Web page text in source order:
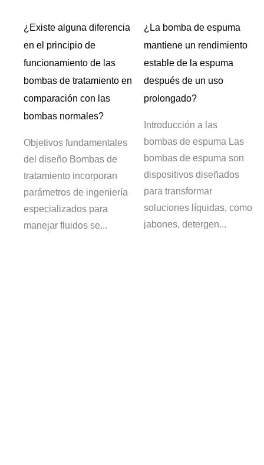
¿Existe alguna diferencia
en el principio de
funcionamiento de las
bombas de tratamiento en
comparación con las
bombas normales?
Objetivos fundamentales
del diseño Bombas de
tratamiento incorporan
parámetros de ingeniería
especializados para
manejar fluidos se...
¿La bomba de espuma
mantiene un rendimiento
estable de la espuma
después de un uso
prolongado?
Introducción a las
bombas de espuma Las
bombas de espuma son
dispositivos diseñados
para transformar
soluciones líquidas, como
jabones, detergen...